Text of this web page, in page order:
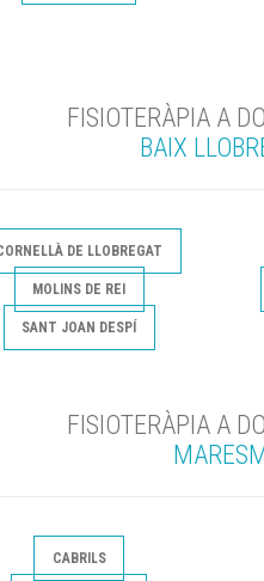
FISIOTERÀPIA A
BAIX
DE LLOBREGAT
MOLINS DE REI
SANT JOAN DESPÍ
FISIOTERÀPIA A
CABRILS